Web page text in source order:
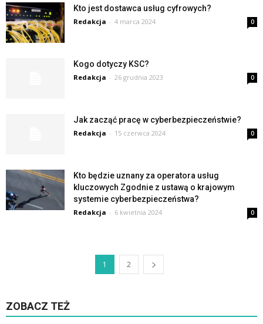
Kto jest dostawca usług cyfrowych?
Redakcja - 4 marca 2024 0
Kogo dotyczy KSC?
Redakcja - 26 grudnia 2023 0
Jak zacząć pracę w cyberbezpieczeństwie?
Redakcja - 15 czerwca 2024 0
Kto będzie uznany za operatora usług
kluczowych Zgodnie z ustawą o krajowym
systemie cyberbezpieczeństwa?
Redakcja - 6 kwietnia 2024 0
1 2
ZOBACZ TEŻ